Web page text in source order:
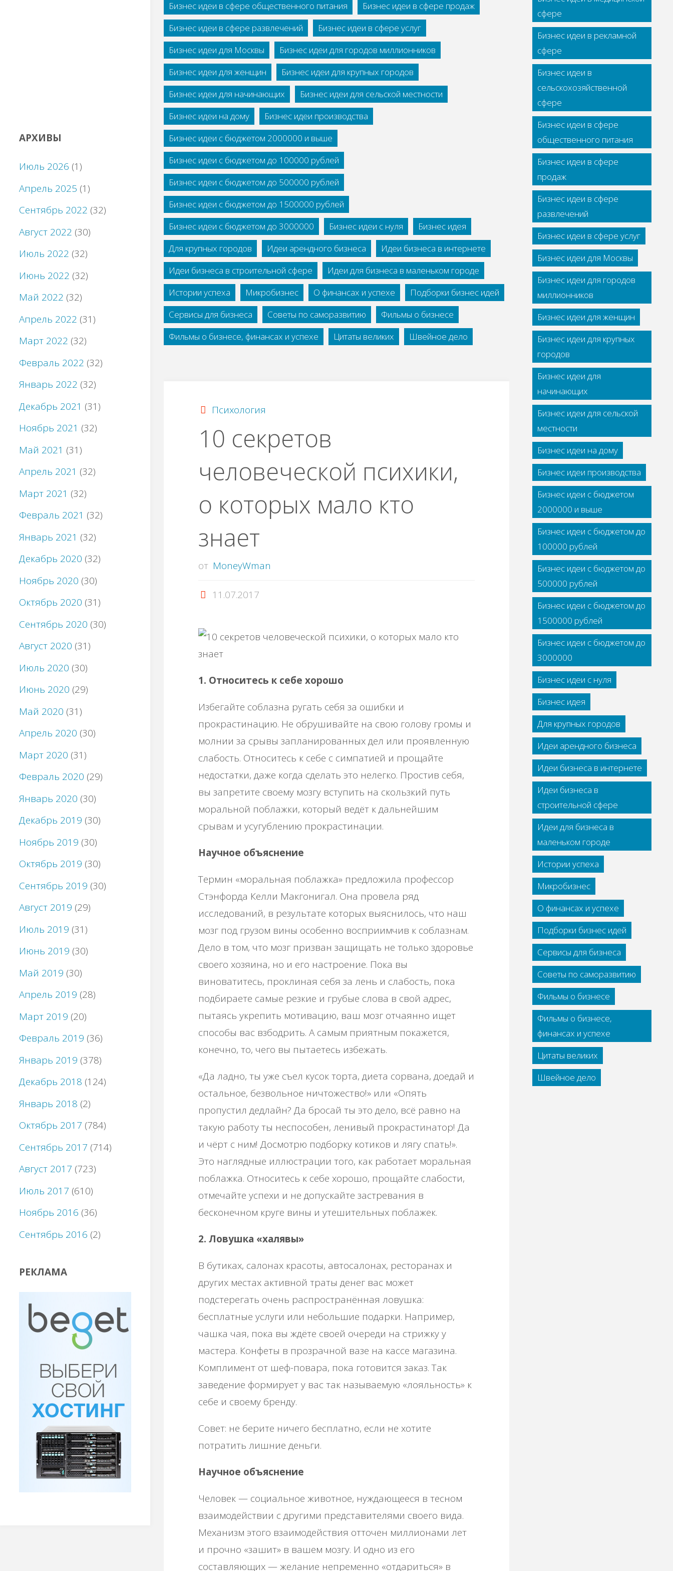
Бизнес идеи в сфере общественного питания
Бизнес идеи в сфере продаж
Бизнес идеи в сфере развлечений
Бизнес идеи в сфере услуг
Бизнес идеи для Москвы
Бизнес идеи для городов миллионников
Бизнес идеи для женщин
Бизнес идеи для крупных городов
Бизнес идеи для начинающих
Бизнес идеи для сельской местности
Бизнес идеи на дому
Бизнес идеи производства
Бизнес идеи с бюджетом 2000000 и выше
Бизнес идеи с бюджетом до 100000 рублей
Бизнес идеи с бюджетом до 500000 рублей
Бизнес идеи с бюджетом до 1500000 рублей
Бизнес идеи с бюджетом до 3000000
Бизнес идеи с нуля
Бизнес идея
Для крупных городов
Идеи арендного бизнеса
Идеи бизнеса в интернете
Идеи бизнеса в строительной сфере
Идеи для бизнеса в маленьком городе
Истории успеха
Микробизнес О финансах и успехе
Подборки бизнес идей
Сервисы для бизнеса
Советы по саморазвитию
Фильмы о бизнесе
Фильмы о бизнесе, финансах и успехе
Цитаты великих Швейное дело
Психология
10 секретов
человеческой психики,
о которых мало кто
знает
от MoneyWman
11.07.2017
1. Относитесь к себе хорошо
Избегайте соблазна ругать себя за ошибки и
прокрастинацию. Не обрушивайте на свою голову громы и
молнии за срывы запланированных дел или проявленную
слабость. Относитесь к себе с симпатией и прощайте
недостатки, даже когда сделать это нелегко. Простив себя,
вы запретите своему мозгу вступить на скользкий путь
моральной поблажки, который ведёт к дальнейшим
срывам и усугублению прокрастинации.
Научное объяснение
Термин «моральная поблажка» предложила профессор
Стэнфорда Келли Макгонигал. Она провела ряд
исследований, в результате которых выяснилось, что наш
мозг под грузом вины особенно восприимчив к соблазнам.
Дело в том, что мозг призван защищать не только здоровье
своего хозяина, но и его настроение. Пока вы
виноватитесь, проклиная себя за лень и слабость, пока
подбираете самые резкие и грубые слова в свой адрес,
пытаясь укрепить мотивацию, ваш мозг отчаянно ищет
способы вас взбодрить. А самым приятным покажется,
конечно, то, чего вы пытаетесь избежать.
«Да ладно, ты уже съел кусок торта, диета сорвана, доедай и
остальное, безвольное ничтожество!» или «Опять
пропустил дедлайн? Да бросай ты это дело, всё равно на
такую работу ты неспособен, ленивый прокрастинатор! Да
и чёрт с ним! Досмотрю подборку котиков и лягу спать!».
Это наглядные иллюстрации того, как работает моральная
поблажка. Относитесь к себе хорошо, прощайте слабости,
отмечайте успехи и не допускайте застревания в
бесконечном круге вины и утешительных поблажек.
2. Ловушка «халявы»
В бутиках, салонах красоты, автосалонах, ресторанах и
других местах активной траты денег вас может
подстерегать очень распространённая ловушка:
бесплатные услуги или небольшие подарки. Например,
чашка чая, пока вы ждёте своей очереди на стрижку у
мастера. Конфеты в прозрачной вазе на кассе магазина.
Комплимент от шеф-повара, пока готовится заказ. Так
заведение формирует у вас так называемую «лояльность» к
себе и своему бренду.
Совет: не берите ничего бесплатно, если не хотите
потратить лишние деньги.
Научное объяснение
Человек — социальное животное, нуждающееся в тесном
взаимодействии с другими представителями своего вида.
Механизм этого взаимодействия отточен миллионами лет
и прочно «зашит» в вашем мозгу. И одно из его
составляющих — желание непременно «отдариться» в
АРХИВЫ
Июль 2026 (1)
Апрель 2025 (1)
Сентябрь 2022 (32)
Август 2022 (30)
Июль 2022 (32)
Июнь 2022 (32)
Май 2022 (32)
Апрель 2022 (31)
Март 2022 (32)
Февраль 2022 (32)
Январь 2022 (32)
Декабрь 2021 (31)
Ноябрь 2021 (32)
Май 2021 (31)
Апрель 2021 (32)
Март 2021 (32)
Февраль 2021 (32)
Январь 2021 (32)
Декабрь 2020 (32)
Ноябрь 2020 (30)
Октябрь 2020 (31)
Сентябрь 2020 (30)
Август 2020 (31)
Июль 2020 (30)
Июнь 2020 (29)
Май 2020 (31)
Апрель 2020 (30)
Март 2020 (31)
Февраль 2020 (29)
Январь 2020 (30)
Декабрь 2019 (30)
Ноябрь 2019 (30)
Октябрь 2019 (30)
Сентябрь 2019 (30)
Август 2019 (29)
Июль 2019 (31)
Июнь 2019 (30)
Май 2019 (30)
Апрель 2019 (28)
Март 2019 (20)
Февраль 2019 (36)
Январь 2019 (378)
Декабрь 2018 (124)
Январь 2018 (2)
Октябрь 2017 (784)
Сентябрь 2017 (714)
Август 2017 (723)
Июль 2017 (610)
Ноябрь 2016 (36)
Сентябрь 2016 (2)
РЕКЛАМА
сфере
Бизнес идеи в рекламной
сфере
Бизнес идеи в
сельскохозяйственной
сфере
Бизнес идеи в сфере
общественного питания
Бизнес идеи в сфере
продаж
Бизнес идеи в сфере
развлечений
Бизнес идеи в сфере услуг
Бизнес идеи для Москвы
Бизнес идеи для городов
миллионников
Бизнес идеи для женщин
Бизнес идеи для крупных
городов
Бизнес идеи для
начинающих
Бизнес идеи для сельской
местности
Бизнес идеи на дому
Бизнес идеи производства
Бизнес идеи с бюджетом
2000000 и выше
Бизнес идеи с бюджетом до
100000 рублей
Бизнес идеи с бюджетом до
500000 рублей
Бизнес идеи с бюджетом до
1500000 рублей
Бизнес идеи с бюджетом до
3000000
Бизнес идеи с нуля
Бизнес идея
Для крупных городов
Идеи арендного бизнеса
Идеи бизнеса в интернете
Идеи бизнеса в
строительной сфере
Идеи для бизнеса в
маленьком городе
Истории успеха
Микробизнес
О финансах и успехе
Подборки бизнес идей
Сервисы для бизнеса
Советы по саморазвитию
Фильмы о бизнесе
Фильмы о бизнесе,
финансах и успехе
Цитаты великих
Швейное дело